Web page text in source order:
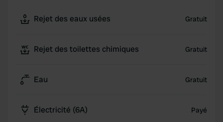
Rejet des eaux usées Gratuit
Rejet des toilettes chimiques Gratuit
Eau Gratuit
Électricité (6A) Payé